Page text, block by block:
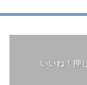
いいね！押